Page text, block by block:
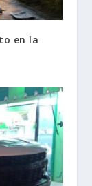
en la